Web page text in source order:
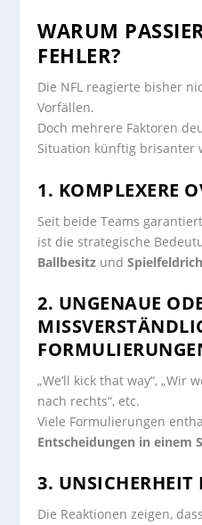
WARUM
FEHLER?
Die NFL reagierte bisher
Vorfällen.
Doch mehrere Faktoren
Situation künftig brisanter
1. KOMPLEXERE
Seit beide Teams
ist die strategische
Ballbesitz und
2. UNGENAUE
„We’ll kick that way“, „Wir
nach rechts“, etc.
Viele Formulierungen
Entscheidungen in einem
3. UNSICHERHEIT
Die Reaktionen zeigen,